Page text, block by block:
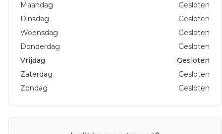
Maandag
Gesloten
Dinsdag
Gesloten
Woensdag
Gesloten
Donderdag
Gesloten
Vrijdag
Gesloten
Zaterdag
Gesloten
Zondag
Gesloten